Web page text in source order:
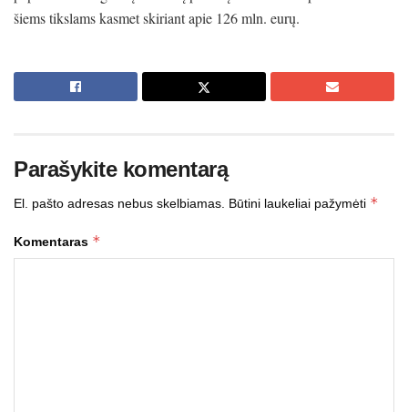
šiems tikslams kasmet skiriant apie 126 mln. eurų.
Parašykite komentarą
El. pašto adresas nebus skelbiamas. Būtini laukeliai pažymėti *
Komentaras *